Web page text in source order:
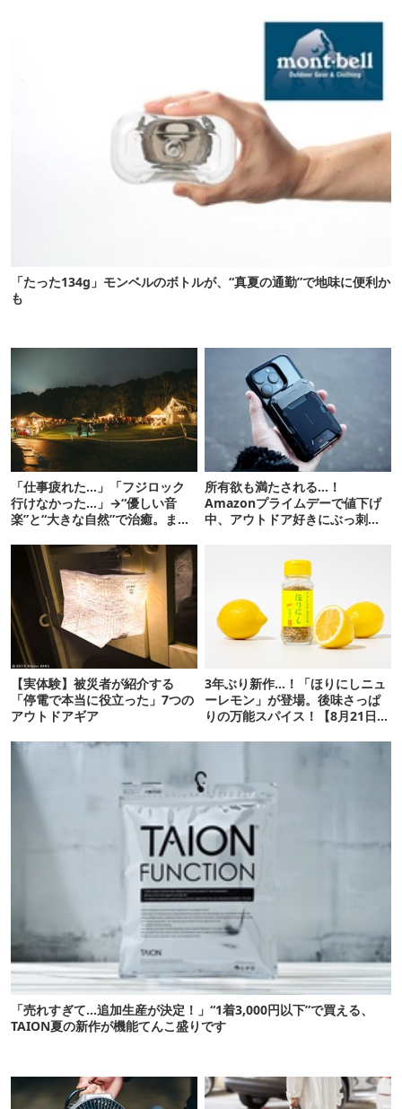
「たった134g」モンベルのボトルが、“真夏の通勤”で地味に便利か
も
「仕事疲れた…」「フジロック
行けなかった…」→“優しい音
楽”と“大きな自然”で治癒。まだ
所有欲も満たされる…！
Amazonプライムデーで値下げ
中、アウトドア好きにぶっ刺さ
【実体験】被災者が紹介する
「停電で本当に役立った」7つの
アウトドアギア
3年ぶり新作…！「ほりにしニュ
ーレモン」が登場。後味さっぱ
りの万能スパイス！【8月21日発
「売れすぎて…追加生産が決定！」“1着3,000円以下”で買える、
TAION夏の新作が機能てんこ盛りです